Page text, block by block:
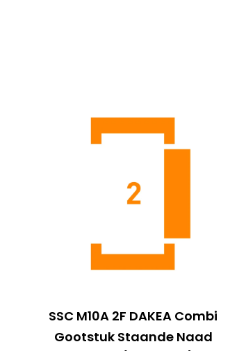
SSC M10A 2F DAKEA Combi
Gootstuk Staande Naad